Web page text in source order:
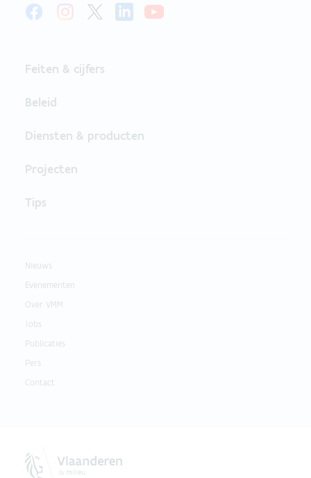
Feiten & cijfers
Beleid
Diensten & producten
Projecten
Tips
Nieuws
Evenementen
Over VMM
Jobs
Publicaties
Pers
Contact